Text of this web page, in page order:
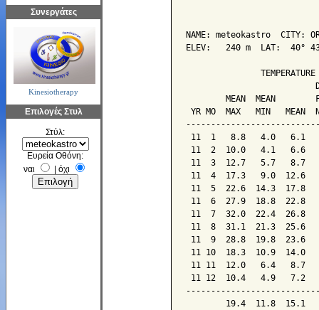
Συνεργάτες
Kinesiotherapy
Επιλογές Στυλ
Στύλ:
Ευρεία Οθόνη:
ναι
όχι
NAME: meteokastro  CITY:
ELEV:   240 m  LAT:  40°
MEAN  MEAN
YR MO  MAX   MIN   MEAN
11  1   8.8   4.0   6.1
11  2  10.0   4.1   6.6
11  3  12.7   5.7   8.7
11  4  17.3   9.0
11  5  22.6  14.3
11  6  27.9  18.8
11  7  32.0  22.4
11  8  31.1  21.3
11  9  28.8  19.8
11 10  18.3  10.9
11 11  12.0   6.4
11 12  10.4   4.9
19.4  11.8  15.1